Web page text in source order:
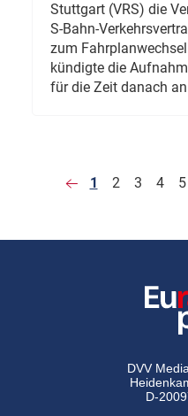
Stuttgart (VRS) die
S-Bahn-
zum
kündigte die
für die Zeit danach
1 2 3 4 5
DVV
D-